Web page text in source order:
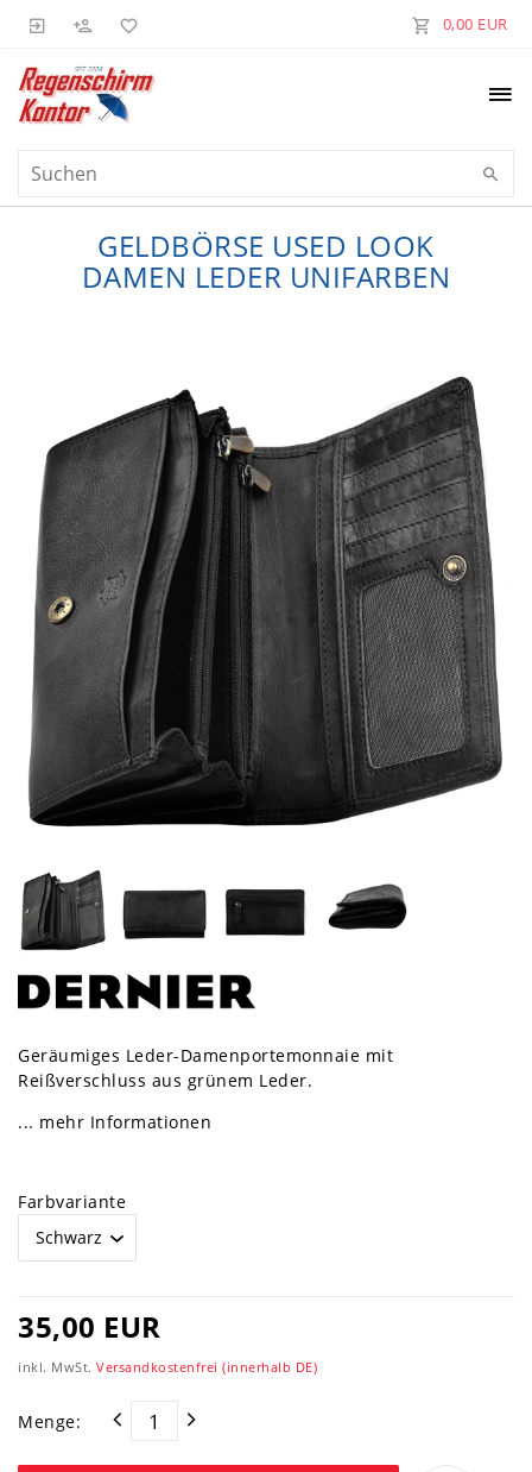
0,00 EUR
GELDBÖRSE USED LOOK
DAMEN LEDER UNIFARBEN
Geräumiges Leder-Damenportemonnaie mit
Reißverschluss aus grünem Leder.
... mehr Informationen
Farbvariante
35,00 EUR
inkl. MwSt. Versandkostenfrei (innerhalb DE)
Menge: